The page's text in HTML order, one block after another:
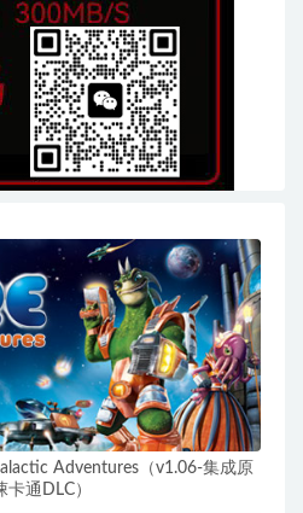
Adventures（v1.06-集成原
通DLC）